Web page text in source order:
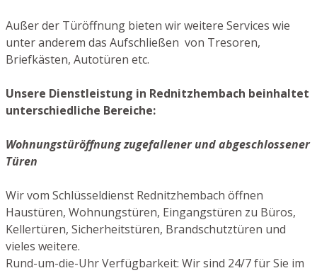
Außer der Türöffnung bieten wir weitere Services wie
unter anderem das Aufschließen von Tresoren,
Briefkästen, Autotüren etc.
Unsere Dienstleistung in Rednitzhembach beinhaltet
unterschiedliche Bereiche:
Wohnungstüröffnung zugefallener und abgeschlossener
Türen
Wir vom Schlüsseldienst Rednitzhembach öffnen
Haustüren, Wohnungstüren, Eingangstüren zu Büros,
Kellertüren, Sicherheitstüren, Brandschutztüren und
vieles weitere.
Rund-um-die-Uhr Verfügbarkeit: Wir sind 24/7 für Sie im